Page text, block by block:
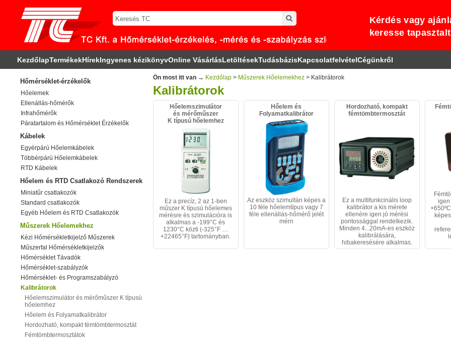
Kérdés vagy
keresse
KezdőlapTermékekHírekIngyenes kézikönyvOnline VásárlásLetöltésekTudásbázisKapcsolatfelvételCégünkről
Hőmérséklet-érzékelők
Hőelemek
Ellenállás-hőmérők
Infrahőmérők
Páratartalom és Hőmérséklet Érzékelők
Kábelek
Egyérpárú Hőelemkábelek
Többérpárú Hőelemkábelek
RTD Kábelek
Hőelem és RTD Csatlakozó Rendszerek
Miniatűr csatlakozók
Standard csatlakozók
Egyéb Hőelem és RTD Csatlakozók
Műszerek Hőelemekhez
Kézi Hőmérsékletkijelző Műszerek
Műszerfal Hőmérsékletkijelzők
Hőmérséklet Távadók
Hőmérséklet-szabályzók
Hőmérséklet- és Programszabályzó
Kalibrátorok
Hőelemszimulátor és mérőműszer K típusú
hőelemhez
Hőelem és Folyamatkalibrátor
Hordozható, kompakt fémtömbtermosztát
Fémtömbtermosztátok
Ön most itt van → Kezdőlap> Műszerek Hőelemekhez> Kalibrátorok
Kalibrátorok
Hőelemszimulátor
és mérőműszer
K típusú hőelemhez
Ez a precíz, 2 az 1-ben
műszer K típusú hőelemes
mérésre és szimulációra is
alkalmas a -199°C és
1230°C közti (-325°F …
+22465°F) tartományban.
Hőelem és
Folyamatkalibrátor
Az eszköz szimultán képes a
10 féle hőelemtípus vagy 7
féle ellenállás-hőmérő jelét
mérn
Hordozható, kompakt
fémtömbtermosztát
Ez a multifunkcinális loop
kalibrátor a kis mérete
ellenére igen jó mérési
pontossággal rendelkezik.
Minden 4...20mA-es eszköz
kalibrálására,
hibakeresésére alkalmas.
igen